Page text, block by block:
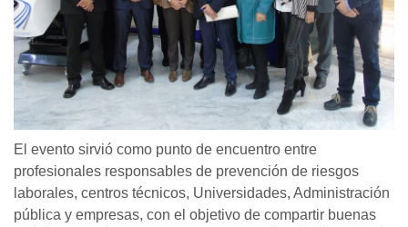
El evento sirvió como punto de encuentro entre
profesionales responsables de prevención de riesgos
laborales, centros técnicos, Universidades, Administración
pública y empresas, con el objetivo de compartir buenas